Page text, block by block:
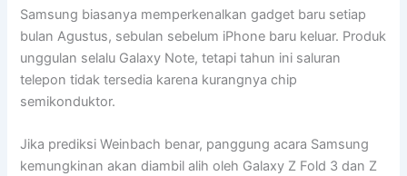
Samsung biasanya memperkenalkan gadget baru setiap
bulan Agustus, sebulan sebelum iPhone baru keluar. Produk
unggulan selalu Galaxy Note, tetapi tahun ini saluran
telepon tidak tersedia karena kurangnya chip
semikonduktor.
Jika prediksi Weinbach benar, panggung acara Samsung
kemungkinan akan diambil alih oleh Galaxy Z Fold 3 dan Z